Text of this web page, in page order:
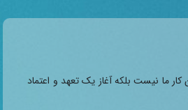
ما نیست بلکه آغاز یک تعهد و اعتماد